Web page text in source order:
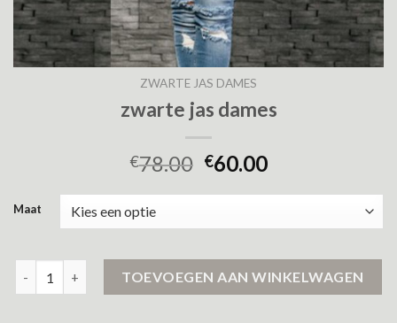
ZWARTE JAS DAMES
zwarte jas dames
€78.00 €60.00
Maat
TOEVOEGEN AAN WINKELWAGEN